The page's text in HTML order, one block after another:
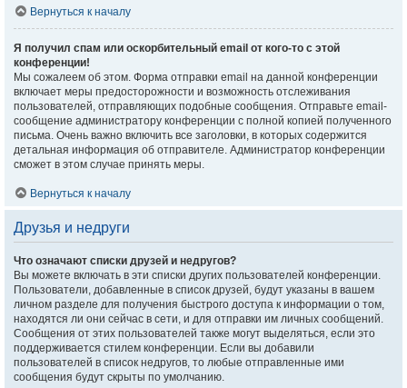
Вернуться к началу
Я получил спам или оскорбительный email от кого-то с этой
конференции!
Мы сожалеем об этом. Форма отправки email на данной конференции
включает меры предосторожности и возможность отслеживания
пользователей, отправляющих подобные сообщения. Отправьте email-
сообщение администратору конференции с полной копией полученного
письма. Очень важно включить все заголовки, в которых содержится
детальная информация об отправителе. Администратор конференции
сможет в этом случае принять меры.
Вернуться к началу
Друзья и недруги
Что означают списки друзей и недругов?
Вы можете включать в эти списки других пользователей конференции.
Пользователи, добавленные в список друзей, будут указаны в вашем
личном разделе для получения быстрого доступа к информации о том,
находятся ли они сейчас в сети, и для отправки им личных сообщений.
Сообщения от этих пользователей также могут выделяться, если это
поддерживается стилем конференции. Если вы добавили
пользователей в список недругов, то любые отправленные ими
сообщения будут скрыты по умолчанию.